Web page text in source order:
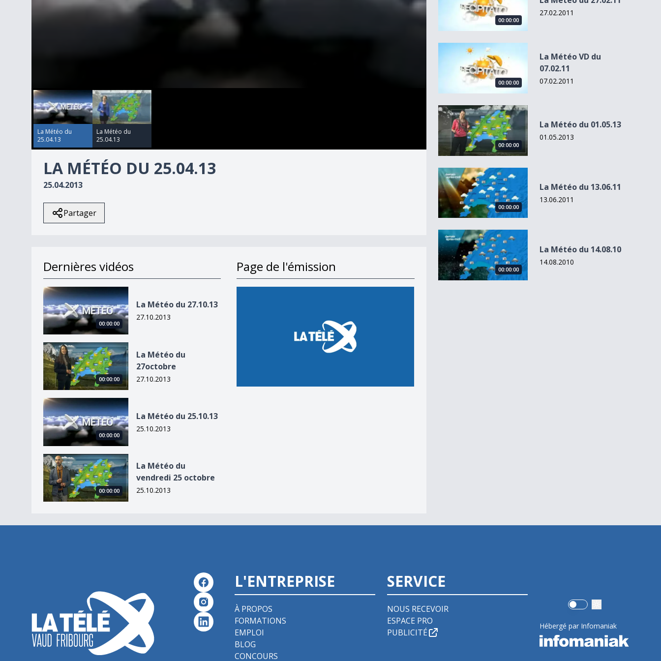
0
seconds
of
2
minutes,
54
seconds
90%
La Météo du
25.04.13
La Météo du
25.04.13
LA MÉTÉO DU 25.04.13
25.04.2013
Partager
Dernières vidéos
La Météo du 27.10.13
00:00:00
La Météo du 27.10.13
27.10.2013
La Météo du 27octobre
00:00:00
La Météo du
27octobre
27.10.2013
La Météo du 25.10.13
00:00:00
La Météo du 25.10.13
25.10.2013
La Météo du vendredi 25 octobre
00:00:00
La Météo du
vendredi 25 octobre
25.10.2013
Page de l'émission
00:00:00
27.02.2011
La Météo VD du 07.02.11
00:00:00
La Météo VD du
07.02.11
07.02.2011
La Météo du 01.05.13
00:00:00
La Météo du 01.05.13
01.05.2013
La Météo du 13.06.11
00:00:00
La Météo du 13.06.11
13.06.2011
La Météo du 14.08.10
00:00:00
La Météo du 14.08.10
14.08.2010
L'ENTREPRISE
À PROPOS
FORMATIONS
EMPLOI
BLOG
CONCOURS
SERVICE
NOUS RECEVOIR
ESPACE PRO
PUBLICITÉ
Use setting
Hébergé par Infomaniak